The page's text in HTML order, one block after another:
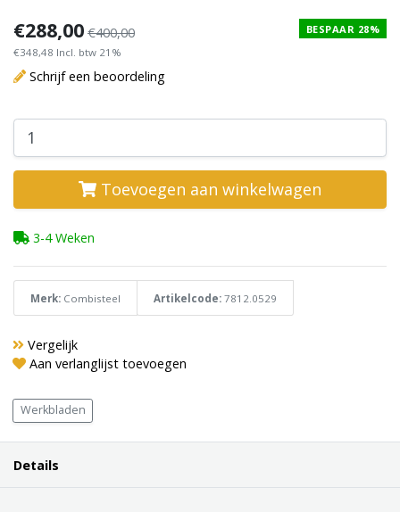
€288,00 €400,00
€348,48 Incl. btw 21%
BESPAAR 28%
Schrijf een beoordeling
Toevoegen aan winkelwagen
3-4 Weken
Merk: Combisteel Artikelcode: 7812.0529
Vergelijk
Aan verlanglijst toevoegen
Werkbladen
Details